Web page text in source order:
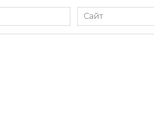
Сайт